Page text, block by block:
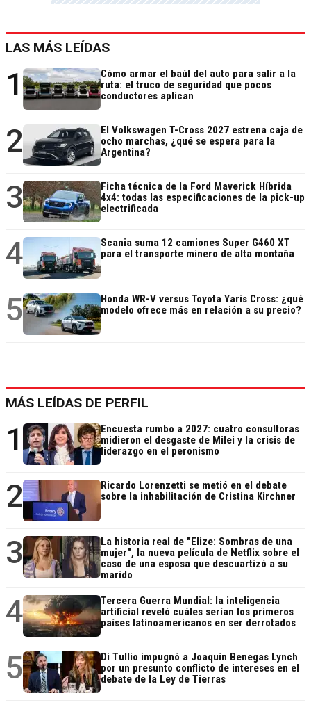
LAS MÁS LEÍDAS
1
Cómo armar el baúl del auto para salir a la
ruta: el truco de seguridad que pocos
conductores aplican
2
El Volkswagen T-Cross 2027 estrena caja de
ocho marchas, ¿qué se espera para la
Argentina?
3
Ficha técnica de la Ford Maverick Híbrida
4x4: todas las especificaciones de la pick-up
electrificada
4
Scania suma 12 camiones Super G460 XT
para el transporte minero de alta montaña
5
Honda WR-V versus Toyota Yaris Cross: ¿qué
modelo ofrece más en relación a su precio?
MÁS LEÍDAS DE PERFIL
1
Encuesta rumbo a 2027: cuatro consultoras
midieron el desgaste de Milei y la crisis de
liderazgo en el peronismo
2
Ricardo Lorenzetti se metió en el debate
sobre la inhabilitación de Cristina Kirchner
3
La historia real de "Elize: Sombras de una
mujer", la nueva película de Netflix sobre el
caso de una esposa que descuartizó a su
marido
4
Tercera Guerra Mundial: la inteligencia
artificial reveló cuáles serían los primeros
países latinoamericanos en ser derrotados
5
Di Tullio impugnó a Joaquín Benegas Lynch
por un presunto conflicto de intereses en el
debate de la Ley de Tierras